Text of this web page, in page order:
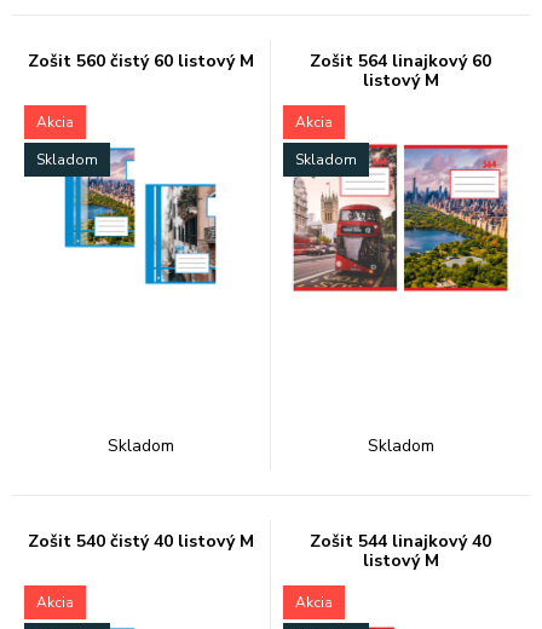
Zošit 560 čistý 60 listový M
Akcia
Skladom
Skladom
Zošit 564 linajkový 60
listový M
Akcia
Skladom
Skladom
Zošit 540 čistý 40 listový M
Akcia
Zošit 544 linajkový 40
listový M
Akcia